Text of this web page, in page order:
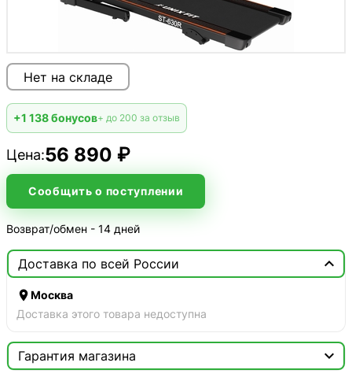
Нет на складе
+1 138 бонусов+ до 200 за отзыв
Цена:56 890 ₽
Сообщить о поступлении
Возврат/обмен - 14 дней
Доставка по всей России 
Москва
Доставка этого товара недоступна
Гарантия магазина
